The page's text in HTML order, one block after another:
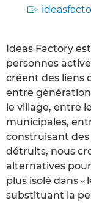
Ideas Factory
personnes
créent des liens
entre
le village, entre
municipales,
construisant des
détruits, nous
alternatives
plus isolé dans «
substituant la